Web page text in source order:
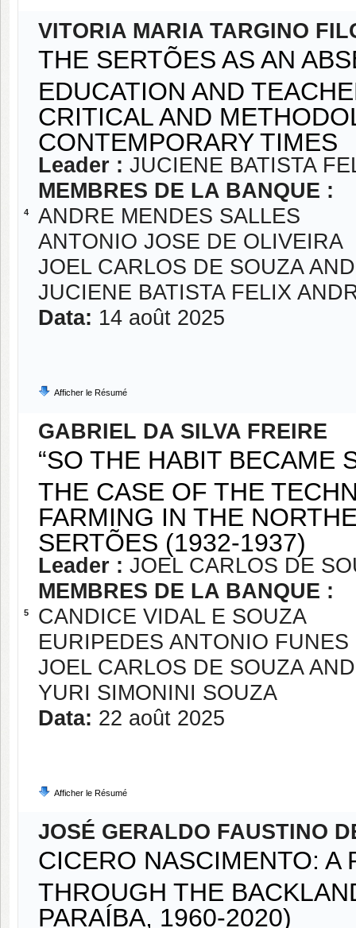
4
VITORIA MARIA TARGINO
THE SERTÕES AS AN
EDUCATION AND
CRITICAL AND
CONTEMPORARY TIMES
Leader : JUCIENE BATISTA
MEMBRES DE LA BANQUE :
ANDRE MENDES SALLES
ANTONIO JOSE DE OLIVEIRA
JOEL CARLOS DE SOUZA
JUCIENE BATISTA FELIX
Data: 14 août 2025
Afficher le Résumé
5
GABRIEL DA SILVA FREIRE
“SO THE HABIT BECAME
THE CASE OF THE
FARMING IN THE
SERTÕES (1932-1937)
Leader : JOEL CARLOS DE
MEMBRES DE LA BANQUE :
CANDICE VIDAL E SOUZA
EURIPEDES ANTONIO FUNES
JOEL CARLOS DE SOUZA
YURI SIMONINI SOUZA
Data: 22 août 2025
Afficher le Résumé
JOSÉ GERALDO FAUSTINO
CICERO NASCIMENTO: A
THROUGH THE
PARAÍBA, 1960-2020)